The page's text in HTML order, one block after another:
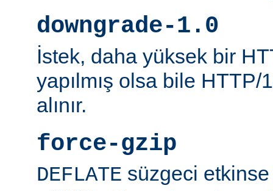
downgrade-1.0
İstek, daha yüksek bir
yapılmış olsa bile
alınır.
force-gzip
DEFLATE süzgeci etkinse